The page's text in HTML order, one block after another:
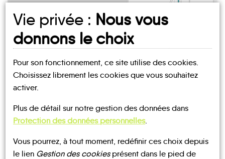
NOTRE PAGE
D'INSCRIPTION
UN AVIS, UN TÉMOIGNAGE
À PARTAGER ?
Vie privée : Nous vous
donnons le choix
Pour son fonctionnement, ce site utilise des cookies.
Choisissez librement les cookies que vous souhaitez
activer.
Plus de détail sur notre gestion des données dans
Protection des données personnelles.
Vous pourrez, à tout moment, redéfinir ces choix depuis
le lien Gestion des cookiesprésent dans le pied de